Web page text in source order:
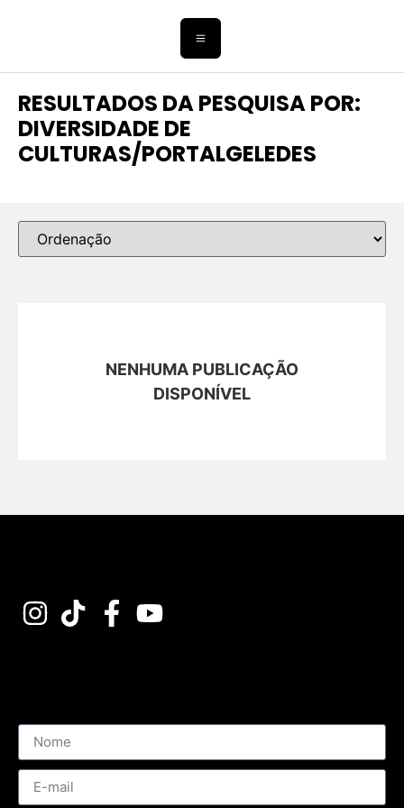
RESULTADOS DA PESQUISA POR:
DIVERSIDADE DE
CULTURAS/PORTALGELEDES
NENHUMA PUBLICAÇÃO
DISPONÍVEL